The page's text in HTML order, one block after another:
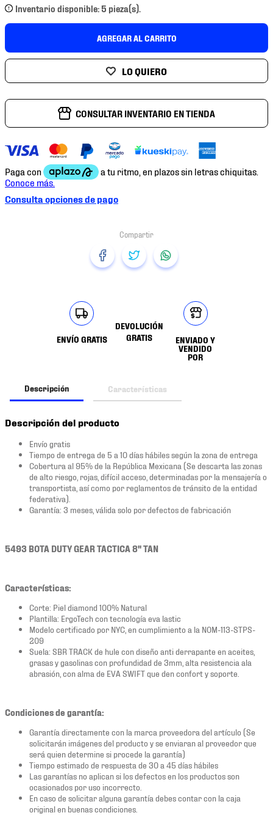
Inventario disponible: 5 pieza(s).
AGREGAR AL CARRITO
CONSULTAR INVENTARIO EN TIENDA
Consulta opciones de pago
ENVÍO GRATIS
DEVOLUCIÓN
GRATIS
ENVIADO Y
VENDIDO
POR
Descripción Características
Descripción del producto
Envío gratis
Tiempo de entrega de 5 a 10 días hábiles según la zona de entrega
Cobertura al 95% de la República Mexicana (Se descarta las zonas
de alto riesgo, rojas, difícil acceso, determinadas por la mensajería o
transportista, así como por reglamentos de tránsito de la entidad
federativa).
Garantía: 3 meses, válida solo por defectos de fabricación
5493 BOTA DUTY GEAR TACTICA 8" TAN
Características:
Corte: Piel diamond 100% Natural
Plantilla: ErgoTech con tecnología eva lastic
Modelo certificado por NYC, en cumplimiento a la NOM-113-STPS-
209
Suela: SBR TRACK de hule con diseño anti derrapante en aceites,
grasas y gasolinas con profundidad de 3mm, alta resistencia ala
abrasión, con alma de EVA SWIFT que den confort y soporte.
Condiciones de garantía:
Garantía directamente con la marca proveedora del artículo (Se
solicitarán imágenes del producto y se enviaran al proveedor que
será quien determine si procede la garantía)
Tiempo estimado de respuesta de 30 a 45 días hábiles
Las garantías no aplican si los defectos en los productos son
ocasionados por uso incorrecto.
En caso de solicitar alguna garantía debes contar con la caja
original en buenas condiciones.
7.
mochilas